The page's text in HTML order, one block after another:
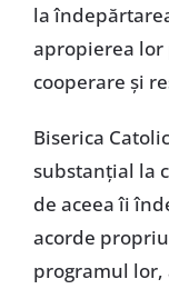
la
apropierea
cooperare și
Biserica
substanțial la
de aceea îi
acorde
programul